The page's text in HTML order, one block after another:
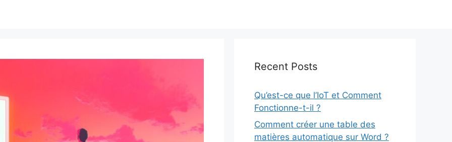
Recent Posts
Qu’est-ce que l’IoT et Comment
Fonctionne-t-il ?
Comment créer une table des
matières automatique sur Word ?